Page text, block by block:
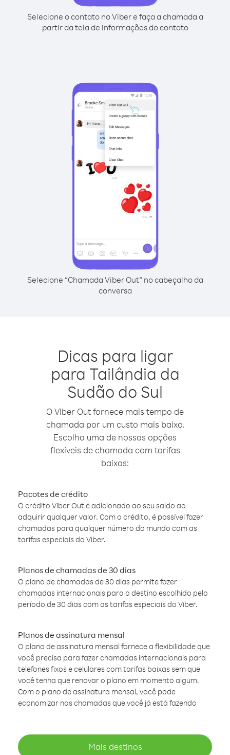
Selecione o contato no Viber e faça a chamada a
partir da tela de informações do contato
Selecione “Chamada Viber Out” no cabeçalho da
conversa
Dicas para ligar
para Tailândia da
Sudão do Sul
O Viber Out fornece mais tempo de
chamada por um custo mais baixo.
Escolha uma de nossas opções
flexíveis de chamada com tarifas
baixas:
Pacotes de crédito
O crédito Viber Out é adicionado ao seu saldo ao
adquirir qualquer valor. Com o crédito, é possível fazer
chamadas para qualquer número do mundo com as
tarifas especiais do Viber.
Planos de chamadas de 30 dias
O plano de chamadas de 30 dias permite fazer
chamadas internacionais para o destino escolhido pelo
período de 30 dias com as tarifas especiais do Viber.
Planos de assinatura mensal
O plano de assinatura mensal fornece a flexibilidade que
você precisa para fazer chamadas internacionais para
telefones fixos e celulares com tarifas baixas sem que
você tenha que renovar o plano em momento algum.
Com o plano de assinatura mensal, você pode
economizar nas chamadas que você já está fazendo
Mais destinos